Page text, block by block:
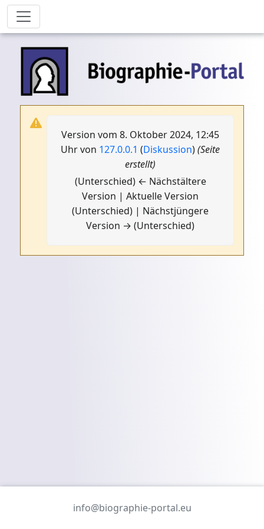
Version vom 8. Oktober 2024, 12:45
Uhr von 127.0.0.1 (Diskussion)(Seite
erstellt)
(Unterschied) ← Nächstältere
Version | Aktuelle Version
(Unterschied) | Nächstjüngere
Version → (Unterschied)
info@biographie-portal.eu